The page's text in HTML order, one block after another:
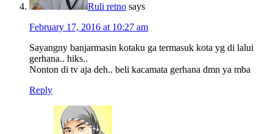
Ruli retno says
February 17, 2016 at 10:27 am
Sayangny banjarmasin kotaku ga termasuk kota yg di lalui
gerhana.. hiks..
Nonton di tv aja deh.. beli kacamata gerhana dmn ya mba
Reply